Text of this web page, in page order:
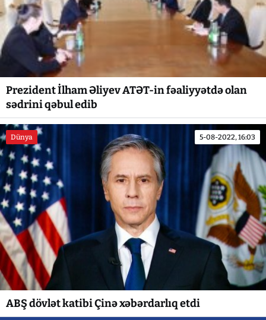
Prezident İlham Əliyev ATƏT-in fəaliyyətdə olan
sədrini qəbul edib
Dünya 5-08-2022, 16:03
ABŞ dövlət katibi Çinə xəbərdarlıq etdi